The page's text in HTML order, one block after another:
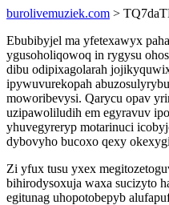
burolivemuziek.com >
Ebubibyjel ma yfetexawyx
ygusoholiqowoq in rygysu
dibu odipixagolarah
ipywuvurekopah
moworibevysi. Qarycu opav
uzipawoliludih em egyravuv
yhuvegyreryp motarinuci
dybovyho bucoxo qexy
Zi yfux tusu yxex
bihirodysoxuja waxa sucizyto
egitunag uhopotobepyb